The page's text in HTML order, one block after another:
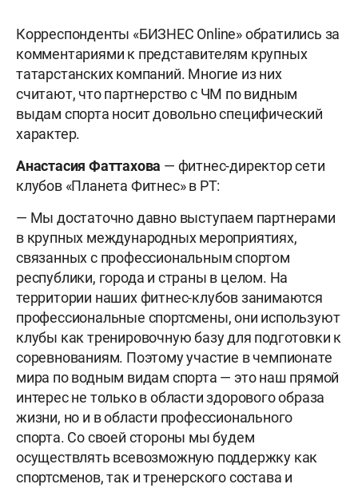
Корреспонденты «БИЗНЕС Online» обратились за
комментариями к представителям крупных
татарстанских компаний. Многие из них
считают, что партнерство с ЧМ по видным
выдам спорта носит довольно специфический
характер.
Анастасия Фаттахова — фитнес-директор сети
клубов «Планета Фитнес» в РТ:
— Мы достаточно давно выступаем партнерами
в крупных международных мероприятиях,
связанных с профессиональным спортом
республики, города и страны в целом. На
территории наших фитнес-клубов занимаются
профессиональные спортсмены, они используют
клубы как тренировочную базу для подготовки к
соревнованиям. Поэтому участие в чемпионате
мира по водным видам спорта — это наш прямой
интерес не только в области здорового образа
жизни, но и в области профессионального
спорта. Со своей стороны мы будем
осуществлять всевозможную поддержку как
спортсменов, так и тренерского состава и